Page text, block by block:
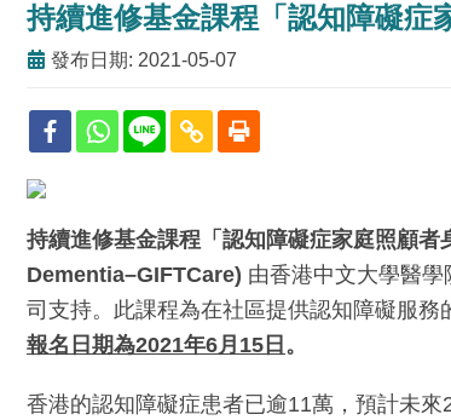
持續進修基金課程「認知障礙症
發布日期: 2021-05-07
持續進修基金課程「認知障礙症家庭照顧
Dementia–GIFTCare) 由香港中文大學醫
司支持。此課程為在社區提供認知障礙服務
報名日期為2021年6月15日 。
香港的認知障礙症患者已逾11萬，預計未